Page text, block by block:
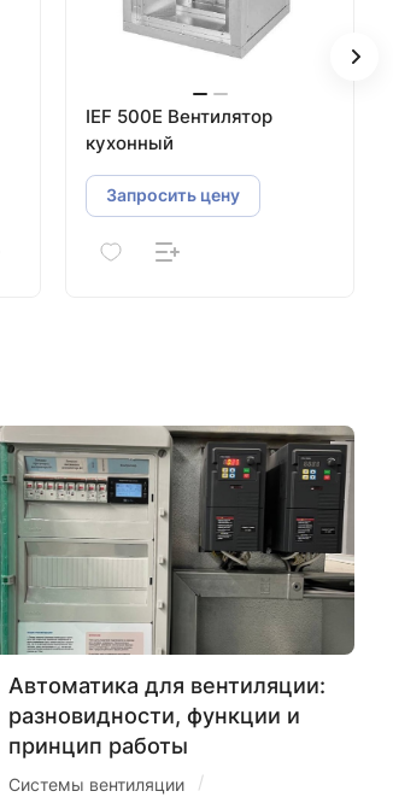
IEF 500E Вентилятор
кухонный
Запросить цену
Автоматика для вентиляции:
разновидности, функции и
принцип работы
Системы вентиляции /